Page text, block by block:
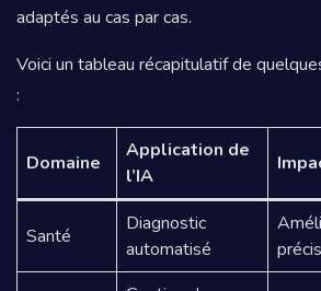
adaptés au cas par cas.
Voici un tableau récapitulatif de
:
Domaine
Application de
l’IA
Santé
Diagnostic
automatisé